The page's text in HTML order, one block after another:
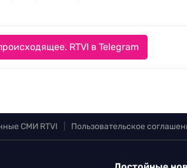
RTVI в Telegram
СМИ RTVI Пользовательское